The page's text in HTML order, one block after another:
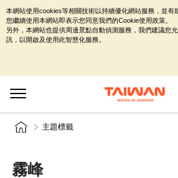
主題標籤
霧峰
本網站使用cookies等相關技術以持續優化網站服務，並有
您繼續使用本網站即表示您同意我們的Cookie使用政策。
另外，本網站也提供周邊景點自動偵測服務，我們建議您
訊，以開啟及使用此智慧化服務。